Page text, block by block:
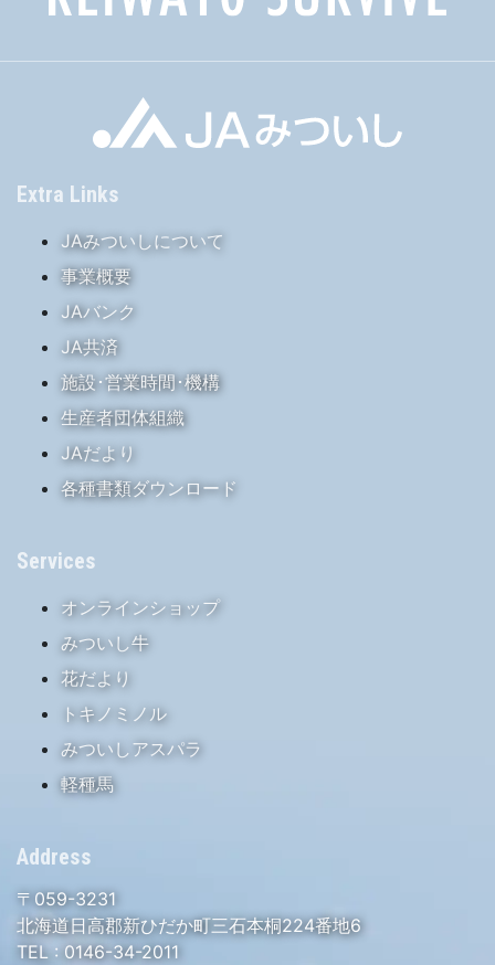
Extra Links
JAみついしについて
事業概要
JAバンク
JA共済
施設･営業時間･機構
生産者団体組織
JAだより
各種書類ダウンロード
Services
オンラインショップ
みついし牛
花だより
トキノミノル
みついしアスパラ
軽種馬
Address
〒059-3231
北海道日高郡新ひだか町三石本桐224番地6
TEL : 0146-34-2011